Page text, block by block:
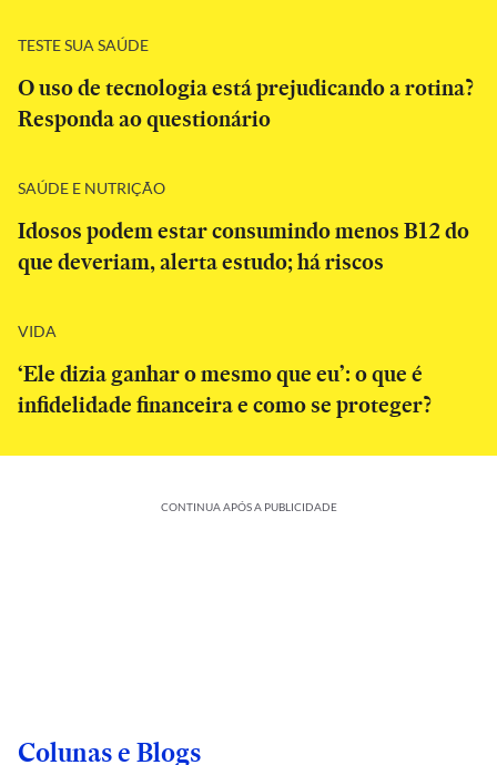
TESTE SUA SAÚDE
O uso de tecnologia está prejudicando a rotina?
Responda ao questionário
SAÚDE E NUTRIÇÃO
Idosos podem estar consumindo menos B12 do
que deveriam, alerta estudo; há riscos
VIDA
‘Ele dizia ganhar o mesmo que eu’: o que é
infidelidade financeira e como se proteger?
CONTINUA APÓS A PUBLICIDADE
Colunas e Blogs